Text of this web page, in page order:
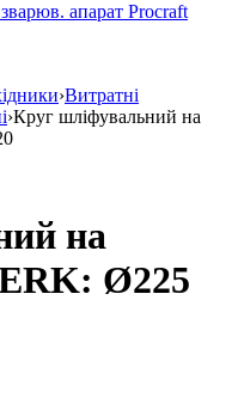
апарат Procraft
›Витратні
›Круг шліфувальний на
на
Ø225